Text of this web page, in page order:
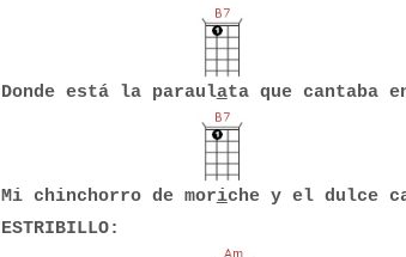
Donde está la paraulata que cantaba
Mi chinchorro de moriche y el dulce
ESTRIBILLO: